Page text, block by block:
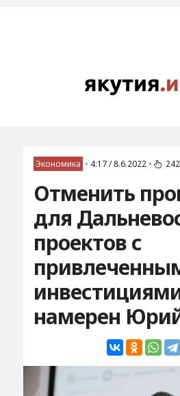
Экономика • 4:17 / 8.6.2022 •
Отменить
для
проектов с
намерен